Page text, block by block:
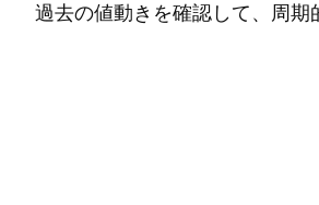
過去の値動きを確認して、周期